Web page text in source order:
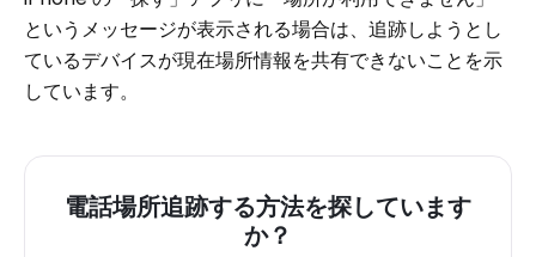
というメッセージが表示される場合は、追跡しようとし
ているデバイスが現在場所情報を共有できないことを示
しています。
電話場所追跡する方法を探しています
か？